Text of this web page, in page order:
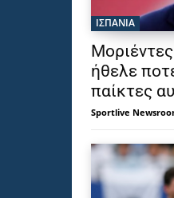
ΙΣΠΑΝΙΑ
ήθελε
παίκτες
Sportlive